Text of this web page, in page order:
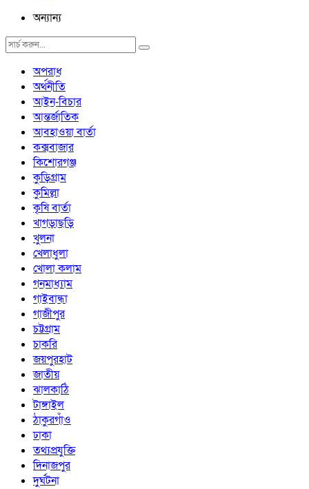
অন্যান্য
অপরাধ
অর্থনীতি
আইন-বিচার
আন্তর্জাতিক
আবহাওয়া বার্তা
কক্সবাজার
কিশোরগঞ্জ
কুড়িগ্রাম
কুমিল্লা
কৃষি বার্তা
খাগড়াছড়ি
খুলনা
খেলাধুলা
খোলা কলাম
গনমাধ্যাম
গাইবান্ধা
গাজীপুর
চট্টগ্রাম
চাকরি
জয়পুরহাট
জাতীয়
ঝালকাঠি
টাঙ্গাইল
ঠাকুরগাঁও
ঢাকা
তথ্যপ্রযুক্তি
দিনাজপুর
দুর্ঘটনা